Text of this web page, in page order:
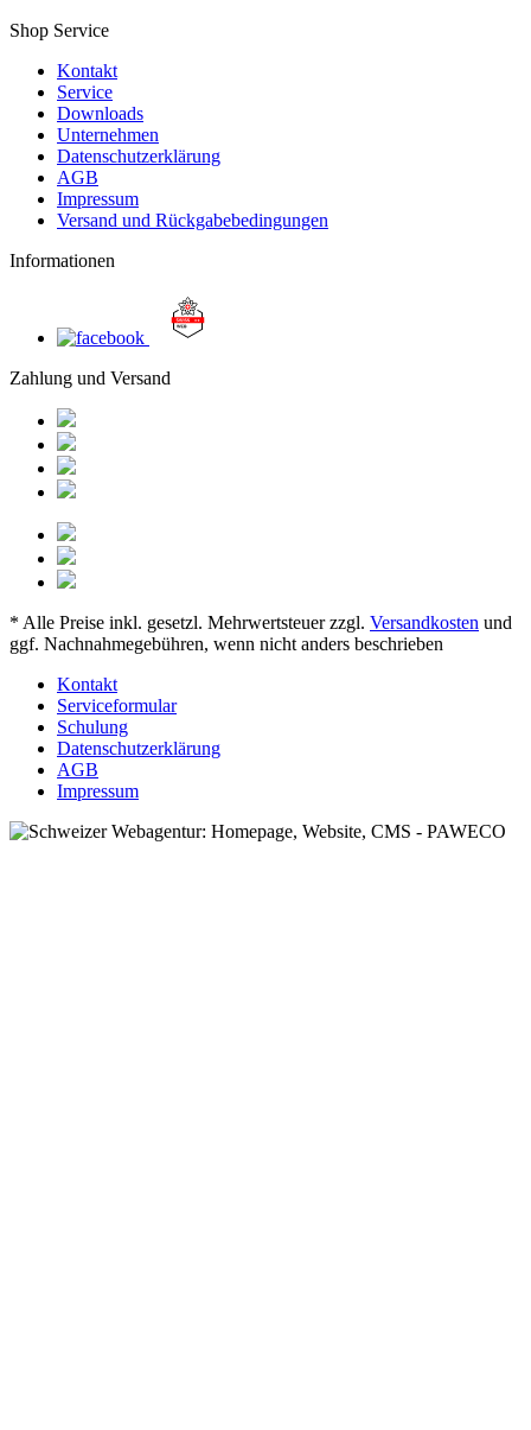
Shop Service
Kontakt
Service
Downloads
Unternehmen
Datenschutzerklärung
AGB
Impressum
Versand und Rückgabebedingungen
Informationen
Zahlung und Versand
* Alle Preise inkl. gesetzl. Mehrwertsteuer zzgl. Versandkosten und
ggf. Nachnahmegebühren, wenn nicht anders beschrieben
Kontakt
Serviceformular
Schulung
Datenschutzerklärung
AGB
Impressum